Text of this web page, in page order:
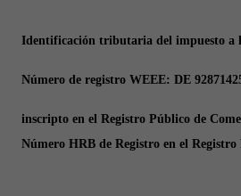
Identificación tributaria del impuesto a
Número de registro WEEE: DE
inscripto en el Registro Público de
Número HRB de Registro en el